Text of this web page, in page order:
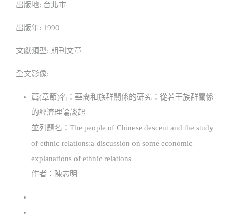
出版地: 台北市
出版年: 1990
文獻類型: 期刊文章
全文影像:
篇(章節)名：華裔和族群關係的研究：從若干族群關係
的經濟理論談起
並列題名：The people of Chinese descent and the study
of ethnic relations:a discussion on some economic
explanations of ethnic relations
作者：陳志明